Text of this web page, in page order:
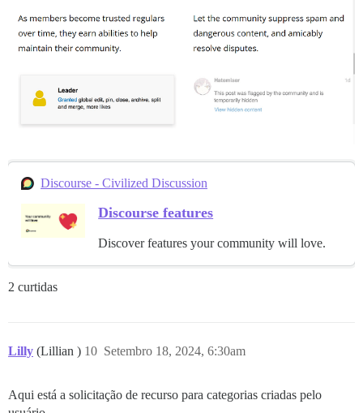
Discourse - Civilized Discussion
Discourse features
Discover features your community will love.
2 curtidas
Lilly (Lillian ) Setembro 18, 2024, 6:30am
10
Aqui está a solicitação de recurso para categorias criadas pelo